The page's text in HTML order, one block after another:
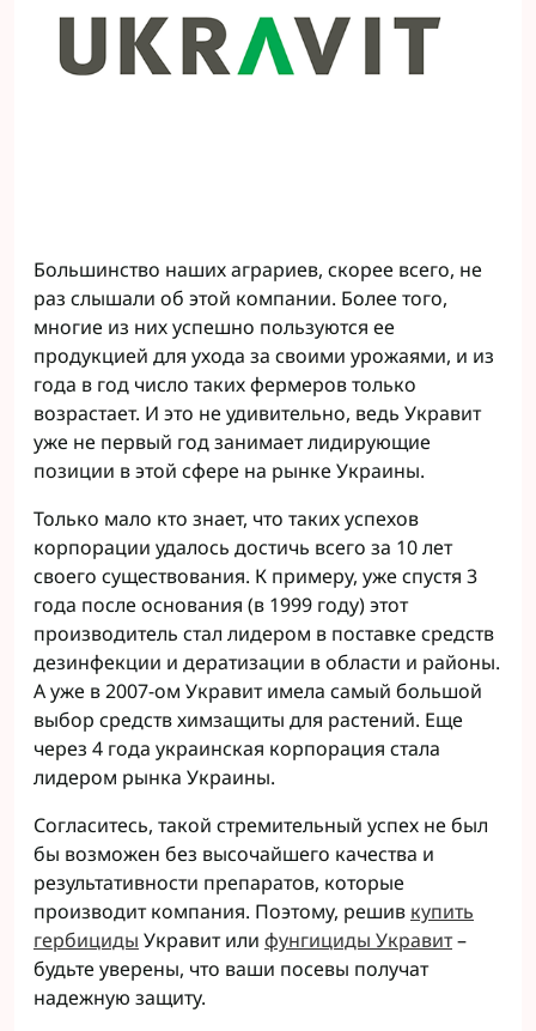
Большинство наших аграриев, скорее всего, не
раз слышали об этой компании. Более того,
многие из них успешно пользуются ее
продукцией для ухода за своими урожаями, и из
года в год число таких фермеров только
возрастает. И это не удивительно, ведь Укравит
уже не первый год занимает лидирующие
позиции в этой сфере на рынке Украины.
Только мало кто знает, что таких успехов
корпорации удалось достичь всего за 10 лет
своего существования. К примеру, уже спустя 3
года после основания (в 1999 году) этот
производитель стал лидером в поставке средств
дезинфекции и дератизации в области и районы.
А уже в 2007-ом Укравит имела самый большой
выбор средств химзащиты для растений. Еще
через 4 года украинская корпорация стала
лидером рынка Украины.
Согласитесь, такой стремительный успех не был
бы возможен без высочайшего качества и
результативности препаратов, которые
производит компания. Поэтому, решив купить
гербициды Укравит или фунгициды Укравит–
будьте уверены, что ваши посевы получат
надежную защиту.